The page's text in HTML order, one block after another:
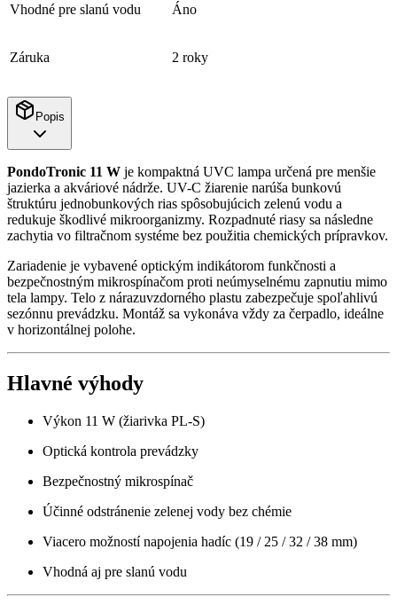
Vhodné pre slanú vodu Áno
Záruka 2 roky
Popis
PondoTronic 11 W je kompaktná UVC lampa určená pre menšie
jazierka a akváriové nádrže. UV-C žiarenie narúša bunkovú
štruktúru jednobunkových rias spôsobujúcich zelenú vodu a
redukuje škodlivé mikroorganizmy. Rozpadnuté riasy sa následne
zachytia vo filtračnom systéme bez použitia chemických prípravkov.
Zariadenie je vybavené optickým indikátorom funkčnosti a
bezpečnostným mikrospínačom proti neúmyselnému zapnutiu mimo
tela lampy. Telo z nárazuvzdorného plastu zabezpečuje spoľahlivú
sezónnu prevádzku. Montáž sa vykonáva vždy za čerpadlo, ideálne
v horizontálnej polohe.
Hlavné výhody
Výkon 11 W (žiarivka PL-S)
Optická kontrola prevádzky
Bezpečnostný mikrospínač
Účinné odstránenie zelenej vody bez chémie
Viacero možností napojenia hadíc (19 / 25 / 32 / 38 mm)
Vhodná aj pre slanú vodu